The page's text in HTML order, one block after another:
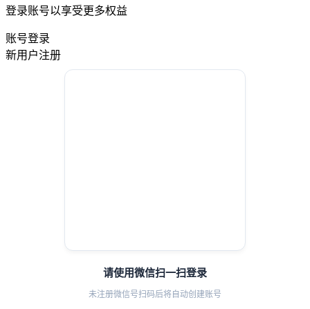
登录账号以享受更多权益
账号登录
新用户注册
请使用微信扫一扫登录
未注册微信号扫码后将自动创建账号